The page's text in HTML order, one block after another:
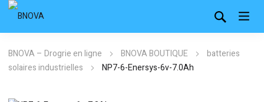
BNOVA – Drogrie en ligne BNOVA BOUTIQUE
batteries
solaires industrielles
NP7-6-Enersys-6v-7.0Ah